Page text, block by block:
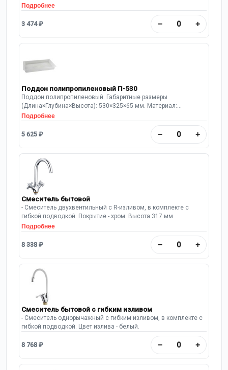
полипропилен белого цвета. По периметру поддона бортики
высотой 40 мм.
Подробнее
3 474 ₽ − +
Поддон полипропиленовый П-530
Поддон полипропиленовый. Габаритные размеры
(Длина×Глубина×Высота): 530×325×65 мм. Материал:
полипропилен белого цвета. По периметру поддона бортики
высотой 65 мм.
Подробнее
5 625 ₽ − +
Смеситель бытовой
- Смеситель двухвентильный с R-изливом, в комплекте с
гибкой подводкой. Покрытие - хром. Высота 317 мм
Подробнее
8 338 ₽ − +
Смеситель бытовой с гибким изливом
- Смеситель однорычажный с гибким изливом, в комплекте с
гибкой подводкой. Цвет излива - белый.
8 768 ₽ − +